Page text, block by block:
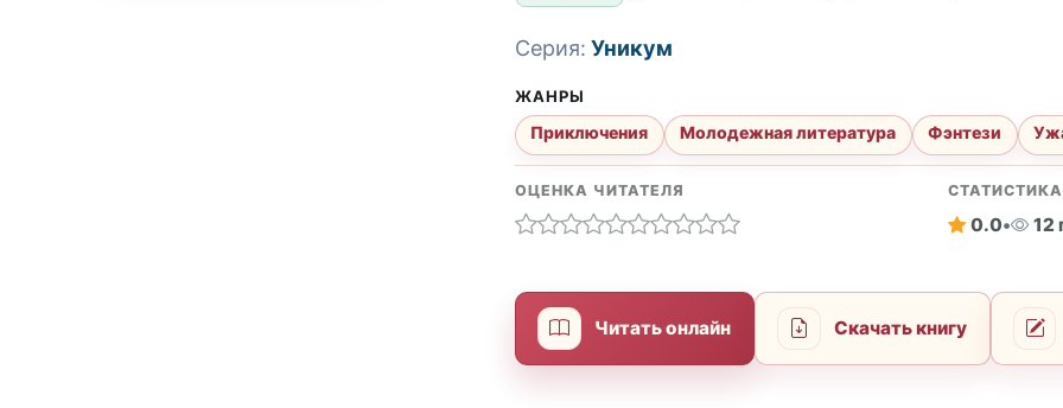
Серия: Уникум
ЖАНРЫ
Приключения Молодежная литература Фэнтези
ОЦЕНКА ЧИТАТЕЛЯ СТАТИСТИКА
0.0• 12
Читать онлайн Скачать книгу